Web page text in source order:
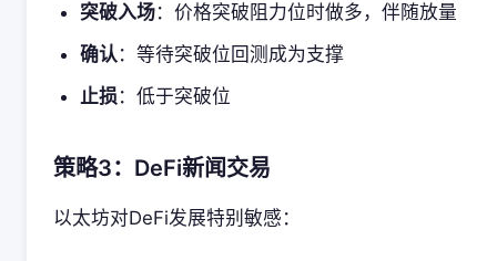
突破入场：价格突破阻力位时做多，伴随放量
确认：等待突破位回测成为支撑
止损 ：低于突破位
策略3：DeFi新闻交易
以太坊对DeFi发展特别敏感：